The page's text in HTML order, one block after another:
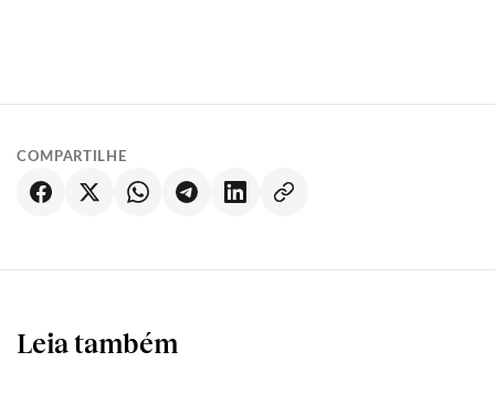
COMPARTILHE
Leia também